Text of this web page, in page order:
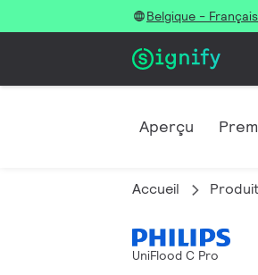
Belgique - Français
Aperçu
Accueil
UniFlood C Pro